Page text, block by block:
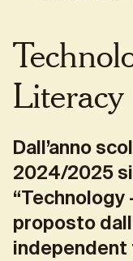
Literacy
Dall’anno
2024/2025
proposto
independent